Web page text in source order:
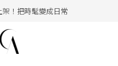
！把時髦變成日常
to 2026
架！把時髦變成日常